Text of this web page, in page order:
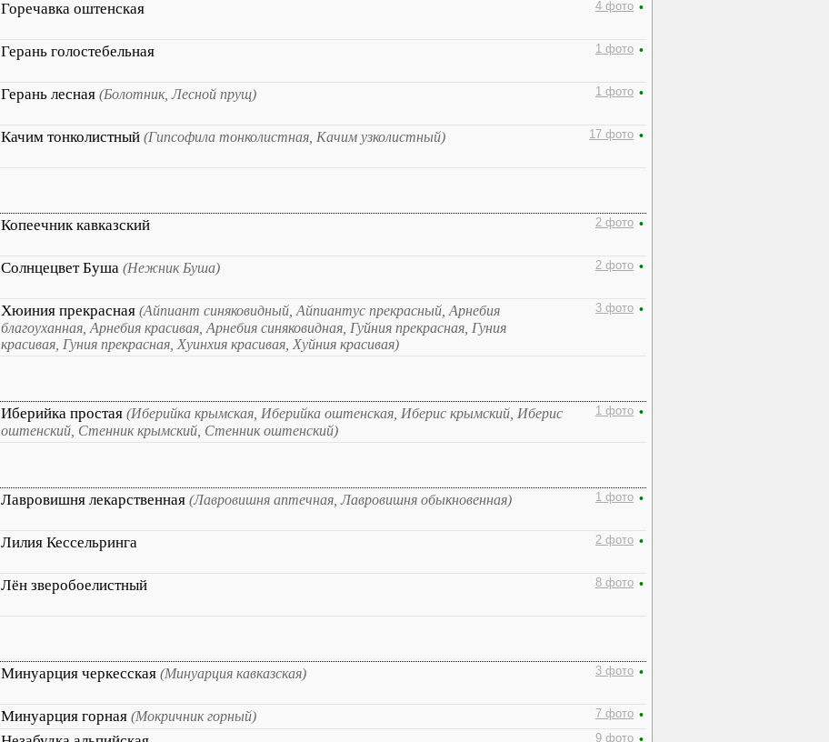
Горечавка оштенская 4 фото •
Герань голостебельная 1 фото •
Герань лесная (Болотник, Лесной прущ) 1 фото •
Качим тонколистный (Гипсофила тонколистная, Качим узколистный) 17 фото •
Копеечник кавказский 2 фото •
Солнцецвет Буша (Нежник Буша) 2 фото •
Хюиния прекрасная (Айпиант синяковидный, Айпиантус прекрасный, Арнебия
благоуханная, Арнебия красивая, Арнебия синяковидная, Гуйния прекрасная, Гуния
красивая, Гуния прекрасная, Хуинхия красивая, Хуйния красивая)
3 фото •
Иберийка простая (Иберийка крымская, Иберийка оштенская, Иберис крымский, Иберис
оштенский, Стенник крымский, Стенник оштенский)
1 фото •
Лавровишня лекарственная (Лавровишня аптечная, Лавровишня обыкновенная) 1 фото •
Лилия Кессельринга 2 фото •
Лён зверобоелистный 8 фото •
Минуарция черкесская (Минуарция кавказская) 3 фото •
Минуарция горная (Мокричник горный) 7 фото •
9 фото